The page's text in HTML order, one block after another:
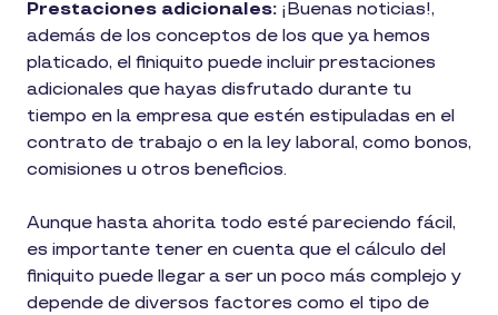
Prestaciones adicionales: ¡Buenas noticias!,
además de los conceptos de los que ya hemos
platicado, el finiquito puede incluir prestaciones
adicionales que hayas disfrutado durante tu
tiempo en la empresa que estén estipuladas en el
contrato de trabajo o en la ley laboral, como bonos,
comisiones u otros beneficios.
Aunque hasta ahorita todo esté pareciendo fácil,
es importante tener en cuenta que el cálculo del
finiquito puede llegar a ser un poco más complejo y
depende de diversos factores como el tipo de